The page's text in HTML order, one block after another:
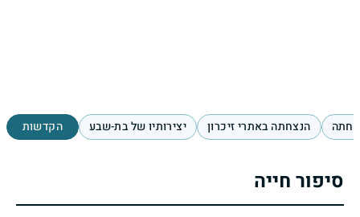
הנצחתה באתרי זיכרון יצירותיו של בת-שבע הקדשות
סיפור חייה